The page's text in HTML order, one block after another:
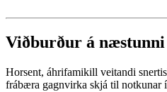
Viðburður á næstunni
Horsent, áhrifamikill veitandi
frábæra gagnvirka skjá til notkunar